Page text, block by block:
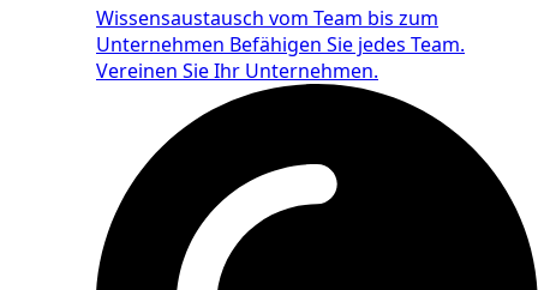
Wissensaustausch vom Team bis zum
Unternehmen Befähigen Sie jedes Team.
Vereinen Sie Ihr Unternehmen.